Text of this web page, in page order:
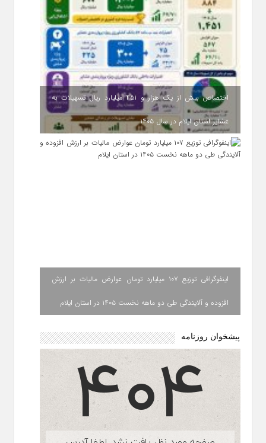
اختصاص بیش از یک هزار و ۴۵۱ میلیارد ریال تسهیلات به
عشایر استان ایلام در سال ۱۴۰۵
اینفوگرافی توزیع ۱۰۷ میلیارد تومان عوارض مالیات بر ارزش
افزوده و آلایندگی طی دو ماهه نخست ۱۴۰۵ در استان ایلام
پیشخوان روزنامه